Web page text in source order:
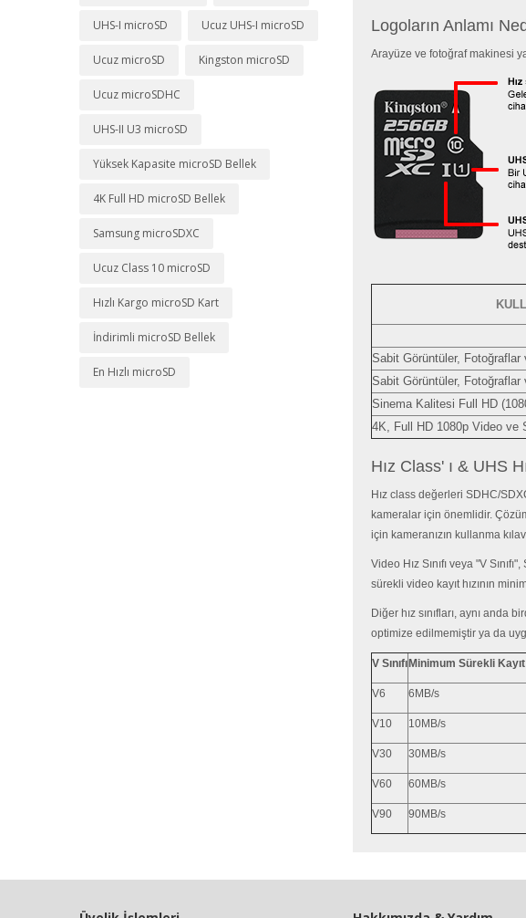
UHS-I microSD Ucuz UHS-I microSD
Ucuz microSD Kingston microSD
Ucuz microSDHC
UHS-II U3 microSD
Yüksek Kapasite microSD Bellek
4K Full HD microSD Bellek
Samsung microSDXC
Ucuz Class 10 microSD
Hızlı Kargo microSD Kart
İndirimli microSD Bellek
En Hızlı microSD
Logoların Anlamı
Arayüze ve fotoğraf makinesi
Sabit Görüntüler,
Sabit Görüntüler,
Sinema Kalitesi Full HD
4K, Full HD 1080p Video ve
Hız Class' ı & UHS
Hız class değerleri SDHC/
kameralar için önemlidir.
için kameranızın kullanma
Video Hız Sınıfı veya "V
sürekli video kayıt hızının
Diğer hız sınıfları, aynı
optimize edilmemiştir ya da
V Sınıfı Minimum Sürekli Kayıt
V6 6MB/s
V10 10MB/s
V30 30MB/s
V60 60MB/s
V90 90MB/s